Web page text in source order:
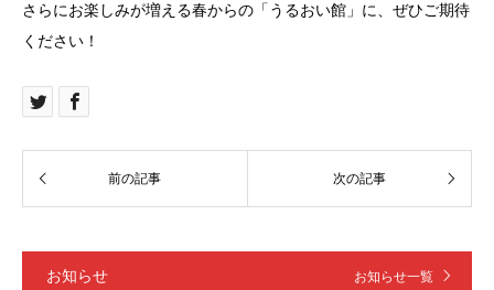
さらにお楽しみが増える春からの「うるおい館」に、ぜひご期待
ください！
お知らせ お知らせ一覧